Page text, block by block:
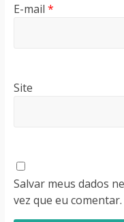
E-mail *
Site
Salvar meus dados
vez que eu comentar.